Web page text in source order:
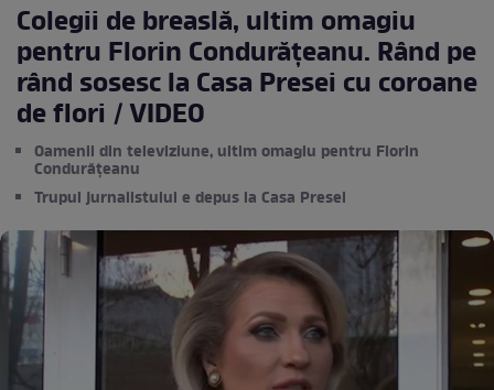
Colegii de breaslă, ultim omagiu
pentru Florin Condurățeanu. Rând pe
rând sosesc la Casa Presei cu coroane
de flori / VIDEO
Oamenii din televiziune, ultim omagiu pentru Florin
Condurățeanu
Trupul jurnalistului e depus la Casa Presei